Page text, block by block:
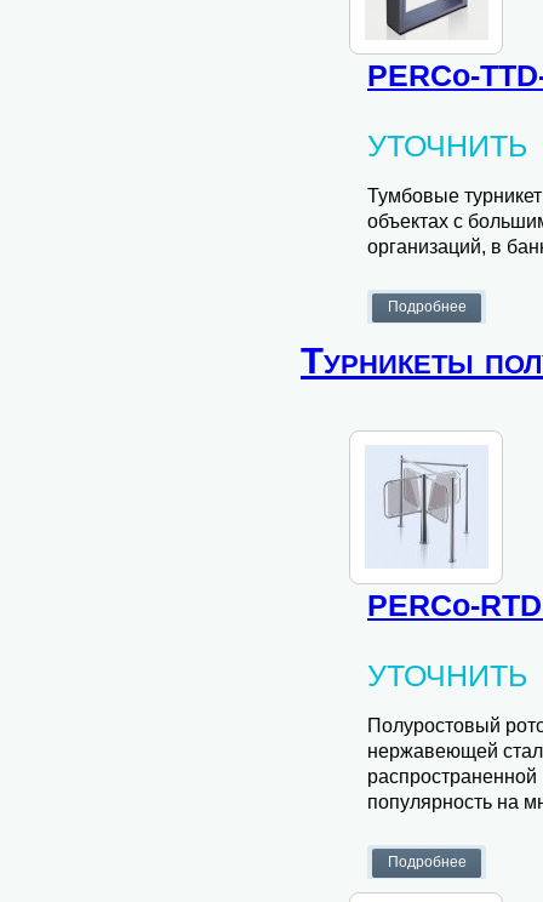
PERCo-
УТОЧНИТЬ
Тумбовые
объектах с
организаций, в
Турникеты
PERCo-
УТОЧНИТЬ
Полуростовый
нержавеющей
распространенной
популярность на